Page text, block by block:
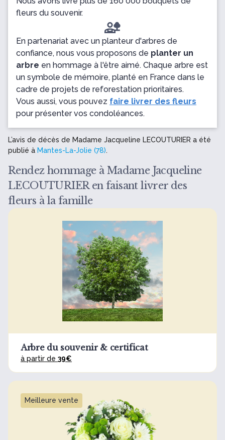
fleurs du souvenir.
En partenariat avec un planteur d'arbres de
confiance, nous vous proposons de planter un
arbre en hommage à l'être aimé. Chaque arbre est
un symbole de mémoire, planté en France dans le
cadre de projets de reforestation prioritaires.
Vous aussi, vous pouvez faire livrer des fleurs
pour présenter vos condoléances.
L’avis de décès de Madame Jacqueline LECOUTURIER a été
publié à Mantes-La-Jolie (78).
Rendez hommage à Madame Jacqueline
LECOUTURIER en faisant livrer des
fleurs à la famille
Arbre du souvenir & certificat
à partir de 39€
Meilleure vente